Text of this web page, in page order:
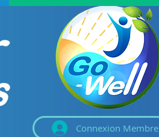
Connexion Membre